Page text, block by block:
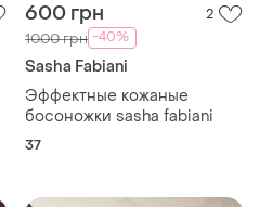
600 грн 2
1000 грн -40%
Sasha Fabiani
Эффектные кожаные
босоножки sasha fabiani
37